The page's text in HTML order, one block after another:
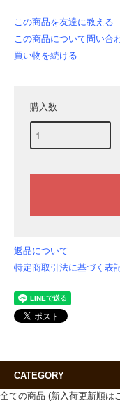
この商品を友達に教える
この商品について問い合
買い物を続ける
購入数
返品について
特定商取引法に基づく表
CATEGORY
全ての商品 (新入荷更新順は